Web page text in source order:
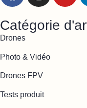
Catégorie
Drones
Photo & Vidéo
Drones FPV
Tests produit